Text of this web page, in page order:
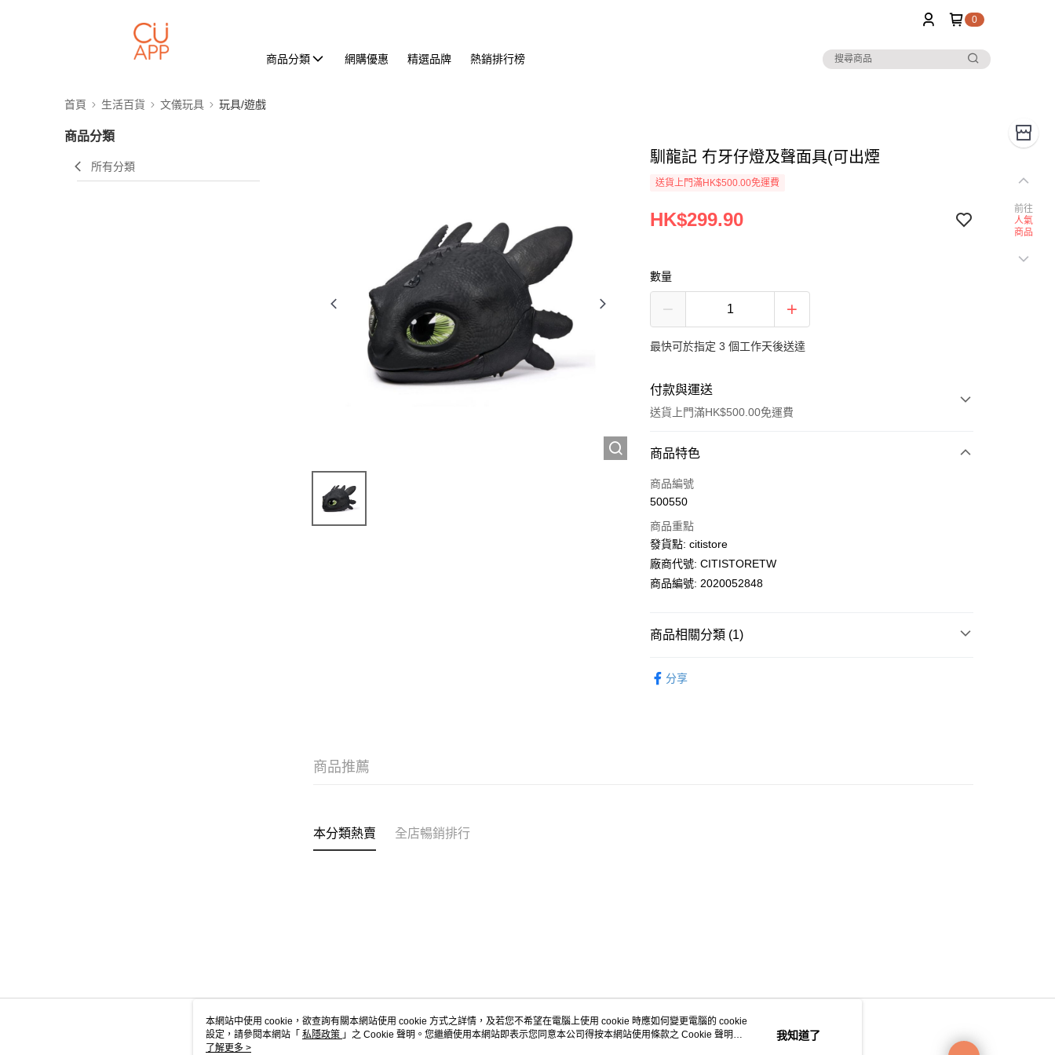
0
商品分類 網購優惠 精選品牌 熱銷排行榜
首頁 生活百貨 文儀玩具 玩具/遊戲
商品分類
所有分類
馴龍記 冇牙仔燈及聲面具(可出煙
送貨上門滿HK$500.00免運費
HK$299.90
數量
最快可於指定 3 個工作天後送達
付款與運送
送貨上門滿HK$500.00免運費
付款方式
信用卡
PayMe
WeChat Pay
每筆HK$100.00，滿HK$500.00或以上免運費
商品特色
商品編號
500550
商品重點
發貨點: citistore
廠商代號: CITISTORETW
商品編號: 2020052848
商品相關分類 (1)
分享
商品推薦
本分類熱賣 全店暢銷排行
關於我們 客戶服務
前往
人氣
商品
本網站中使用 cookie，欲查詢有關本網站使用 cookie 方式之詳情，及若您不希望在電腦上使用 cookie 時應如何變更電腦的 cookie
設定，請參閱本網站「 私隱政策 」之 Cookie 聲明。您繼續使用本網站即表示您同意本公司得按本網站使用條款之 Cookie 聲明使
用 cookie。
了解更多 >
我知道了